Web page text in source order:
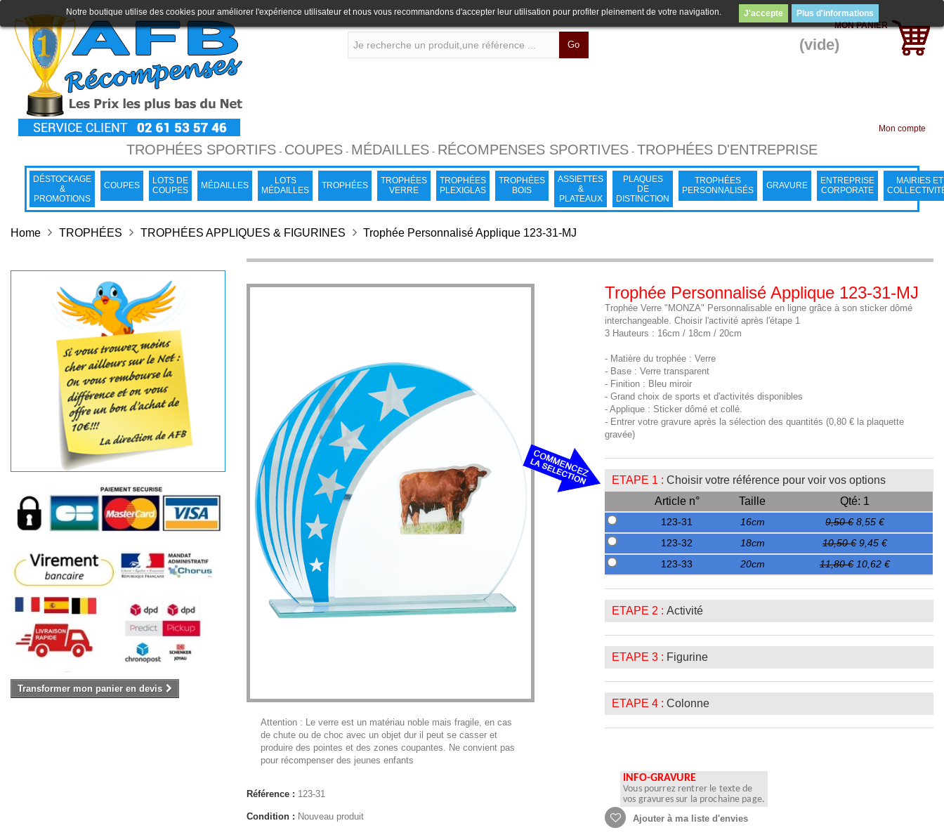
Go
MON PANIER
(vide)
Mon compte
TROPHÉES SPORTIFS- COUPES- MÉDAILLES- RÉCOMPENSES SPORTIVES- TROPHÉES D'ENTREPRISE
DÉSTOCKAGE
&
PROMOTIONS
COUPES
LOTS DE
COUPES
MÉDAILLES
LOTS
MÉDAILLES
TROPHÉES
TROPHÉES
VERRE
TROPHÉES
PLEXIGLAS
TROPHÉES
BOIS
ASSIETTES
&
PLATEAUX
PLAQUES
DE
DISTINCTION
TROPHÉES
PERSONNALISÉS
GRAVURE
ENTREPRISE
CORPORATE
MAIRIES ET
Notre boutique utilise des cookies pour améliorer l'expérience utilisateur et nous vous recommandons d'accepter leur utilisation pour profiter pleinement de votre navigation. J'accepte Plus d'informations
Home TROPHÉES TROPHÉES APPLIQUES & FIGURINES Trophée Personnalisé Applique 123-31-MJ
Transformer mon panier en devis
Attention : Le verre est un matériau noble mais fragile, en cas
de chute ou de choc avec un objet dur il peut se casser et
produire des pointes et des zones coupantes. Ne convient pas
pour récompenser des jeunes enfants
Référence : 123-31
Condition : Nouveau produit
Trophée Personnalisé Applique 123-31-MJ
Trophée Verre "MONZA" Personnalisable en ligne grâce à son sticker dômé
interchangeable. Choisir l'activité après l'étape 1
3 Hauteurs : 16cm / 18cm / 20cm
- Matière du trophée : Verre
- Base : Verre transparent
- Finition : Bleu miroir
- Grand choix de sports et d'activités disponibles
- Applique : Sticker dômé et collé.
- Entrer votre gravure après la sélection des quantités (0,80 € la plaquette
gravée)
ETAPE 1 : Choisir votre référence pour voir vos options
Article n°
Taille Qté: 1
123-31 16cm 9,50 € 8,55 €
123-32
18cm 10,50 € 9,45 €
123-33
20cm 11,80 € 10,62 €
ETAPE 2 : Activité
ETAPE 3 : Figurine
ETAPE 4 : Colonne
INFO-GRAVURE
Vous pourrez rentrer le texte de
vos gravures sur la prochaine page.
Ajouter à ma liste d'envies